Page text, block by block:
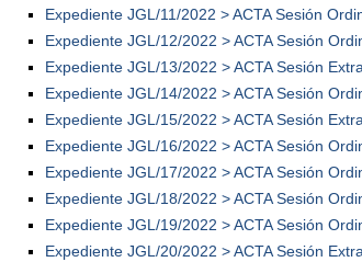
Expediente JGL/11/2022 > ACTA Sesión
Expediente JGL/12/2022 > ACTA Sesión
Expediente JGL/13/2022 > ACTA Sesión
Expediente JGL/14/2022 > ACTA Sesión
Expediente JGL/15/2022 > ACTA Sesión
Expediente JGL/16/2022 > ACTA Sesión
Expediente JGL/17/2022 > ACTA Sesión
Expediente JGL/18/2022 > ACTA Sesión
Expediente JGL/19/2022 > ACTA Sesión
Expediente JGL/20/2022 > ACTA Sesión